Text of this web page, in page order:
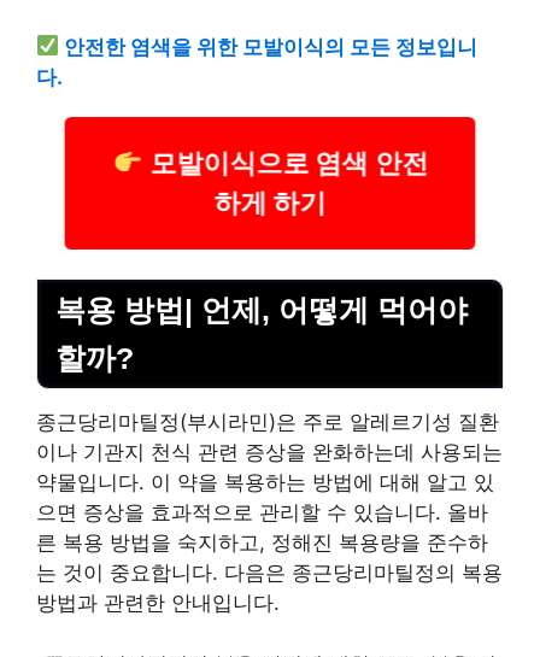
안전한 염색을 위한 모발이식의 모든 정보입니
다.
모발이식으로 염색 안전
하게 하기
복용 방법| 언제, 어떻게 먹어야
할까?
종근당리마틸정(부시라민)은 주로 알레르기성 질환
이나 기관지 천식 관련 증상을 완화하는데 사용되는
약물입니다. 이 약을 복용하는 방법에 대해 알고 있
으면 증상을 효과적으로 관리할 수 있습니다. 올바
른 복용 방법을 숙지하고, 정해진 복용량을 준수하
는 것이 중요합니다. 다음은 종근당리마틸정의 복용
방법과 관련한 안내입니다.